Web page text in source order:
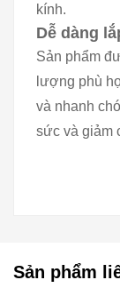
kính.
Dễ dàng
Sản phẩm
lượng phù
và nhanh
sức và giảm
Sản phẩm